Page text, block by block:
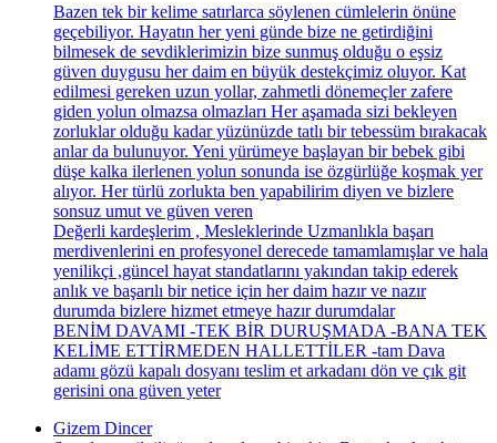
Bazen tek bir kelime satırlarca söylenen cümlelerin önüne
geçebiliyor. Hayatın her yeni günde bize ne getirdiğini
bilmesek de sevdiklerimizin bize sunmuş olduğu o eşsiz
güven duygusu her daim en büyük destekçimiz oluyor. Kat
edilmesi gereken uzun yollar, zahmetli dönemeçler zafere
giden yolun olmazsa olmazları Her aşamada sizi bekleyen
zorluklar olduğu kadar yüzünüzde tatlı bir tebessüm bırakacak
anlar da bulunuyor. Yeni yürümeye başlayan bir bebek gibi
düşe kalka ilerlenen yolun sonunda ise özgürlüğe koşmak yer
alıyor. Her türlü zorlukta ben yapabilirim diyen ve bizlere
sonsuz umut ve güven veren
Değerli kardeşlerim , Mesleklerinde Uzmanlıkla başarı
merdivenlerini en profesyonel derecede tamamlamışlar ve hala
yenilikçi ,güncel hayat standatlarını yakından takip ederek
anlık ve başarılı bir netice için her daim hazır ve nazır
durumda bizlere hizmet etmeye hazır durumdalar
BENİM DAVAMI -TEK BİR DURUŞMADA -BANA TEK
KELİME ETTİRMEDEN HALLETTİLER -tam Dava
adamı gözü kapalı dosyanı teslim et arkadanı dön ve çık git
gerisini ona güven yeter
Gizem Dincer